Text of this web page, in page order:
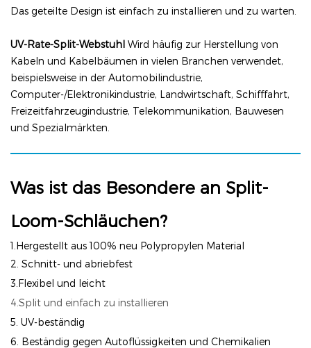
Das geteilte Design ist einfach zu installieren und zu warten.
UV-Rate-Split-Webstuhl Wird häufig zur Herstellung von
Kabeln und Kabelbäumen in vielen Branchen verwendet,
beispielsweise in der Automobilindustrie,
Computer-/Elektronikindustrie, Landwirtschaft, Schifffahrt,
Freizeitfahrzeugindustrie, Telekommunikation, Bauwesen
und Spezialmärkten.
Was ist das Besondere an Split-
Loom-Schläuchen?
1.Hergestellt aus100% neu Polypropylen Material
2. Schnitt- und abriebfest
3.Flexibel und leicht
4.Split und einfach zu installieren
5. UV-beständig
6. Beständig gegen Autoflüssigkeiten und Chemikalien